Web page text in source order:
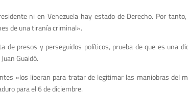
ni en Venezuela hay estado de Derecho. Por
de una tiranía criminal».
presos y perseguidos políticos, prueba de que es una
Guaidó.
«los liberan para tratar de legitimar las maniobras del
para el 6 de diciembre.